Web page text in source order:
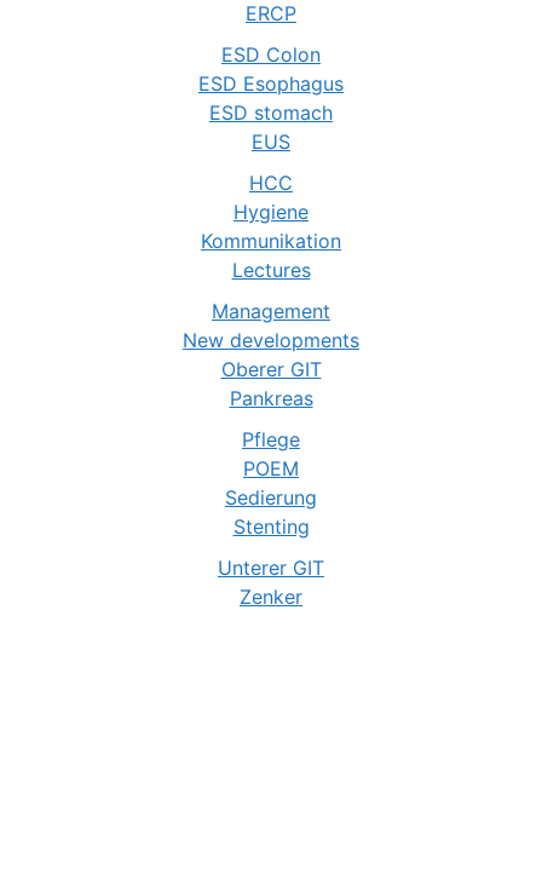
ERCP
ESD Colon
ESD Esophagus
ESD stomach
EUS
HCC
Hygiene
Kommunikation
Lectures
Management
New developments
Oberer GIT
Pankreas
Pflege
POEM
Sedierung
Stenting
Unterer GIT
Zenker